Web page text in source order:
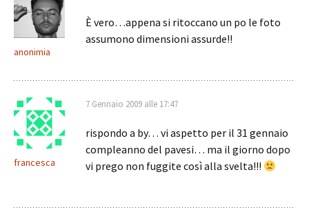
anonimia
È vero…appena si ritoccano un po le foto
assumono dimensioni assurde!!
francesca
7 Gennaio 2009 alle 17:47
rispondo a by… vi aspetto per il 31 gennaio
compleanno del pavesi… ma il giorno dopo
vi prego non fuggite così alla svelta!!!